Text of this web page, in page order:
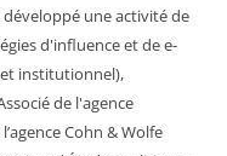
développé une activité de
d'influence et de e-
institutionnel),
de l'agence
Cohn & Wolfe